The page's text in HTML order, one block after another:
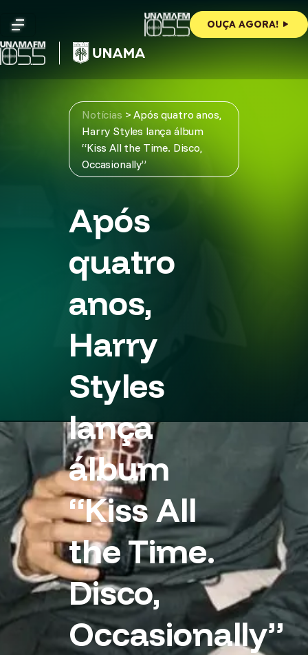
content
OUÇA AGORA!
Notícias >Após quatro anos,
Harry Styles lança álbum
“Kiss All the Time. Disco,
Occasionally”
Após
quatro
anos,
Harry
Styles
lança
álbum
“Kiss All
the Time.
Disco,
Occasionally”